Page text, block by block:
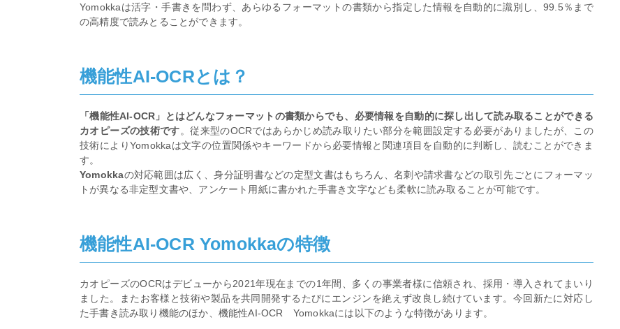
Yomokkaは活字・手書きを問わず、あらゆるフォーマットの書類から指定した情報を⾃動的に識別し、99.5％まで
の高精度で読みとることができます。
機能性AI-OCRとは？
「機能性AI-OCR」とはどんなフォーマットの書類からでも、必要情報を自動的に探し出して読み取ることができる
カオピーズの技術です。従来型のOCRではあらかじめ読み取りたい部分を範囲設定する必要がありましたが、この
技術によりYomokkaは文字の位置関係やキーワードから必要情報と関連項目を自動的に判断し、読むことができま
す。
Yomokkaの対応範囲は広く、身分証明書などの定型文書はもちろん、名刺や請求書などの取引先ごとにフォーマッ
トが異なる非定型文書や、アンケート用紙に書かれた手書き文字なども柔軟に読み取ることが可能です。
機能性AI-OCR Yomokkaの特徴
カオピーズのOCRはデビューから2021年現在までの1年間、多くの事業者様に信頼され、採用・導入されてまいり
ました。またお客様と技術や製品を共同開発するたびにエンジンを絶えず改良し続けています。今回新たに対応し
た手書き読み取り機能のほか、機能性AI-OCR Yomokkaには以下のような特徴があります。